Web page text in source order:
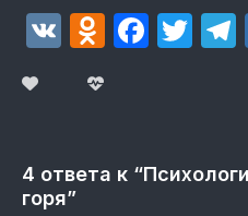
VK
4 ответа к
горя”